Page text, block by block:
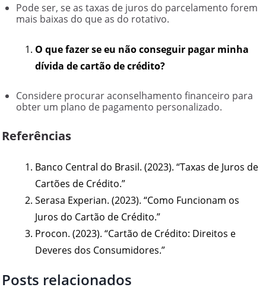
Pode ser, se as taxas de juros do parcelamento forem
mais baixas do que as do rotativo.
O que fazer se eu não conseguir pagar minha
dívida de cartão de crédito?
Considere procurar aconselhamento financeiro para
obter um plano de pagamento personalizado.
Referências
Banco Central do Brasil. (2023). “Taxas de Juros de
Cartões de Crédito.”
Serasa Experian. (2023). “Como Funcionam os
Juros do Cartão de Crédito.”
Procon. (2023). “Cartão de Crédito: Direitos e
Deveres dos Consumidores.”
Posts relacionados